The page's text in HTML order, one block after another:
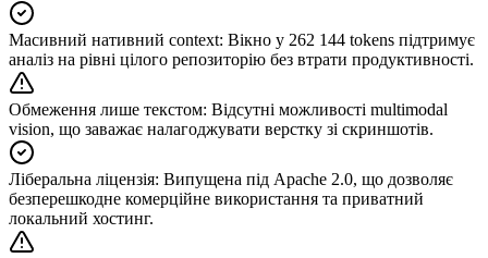
Масивний нативний context: Вікно у 262 144 tokens підтримує
аналіз на рівні цілого репозиторію без втрати продуктивності.
Обмеження лише текстом: Відсутні можливості multimodal
vision, що заважає налагоджувати верстку зі скриншотів.
Ліберальна ліцензія: Випущена під Apache 2.0, що дозволяє
безперешкодне комерційне використання та приватний
локальний хостинг.